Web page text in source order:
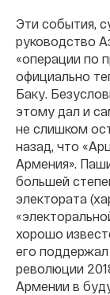
Эти события,
руководство
«операции по
официально
Баку.
этому дал и
не слишком
назад, что
Армения».
большей
электората
хорошо
его
революции
Армении в